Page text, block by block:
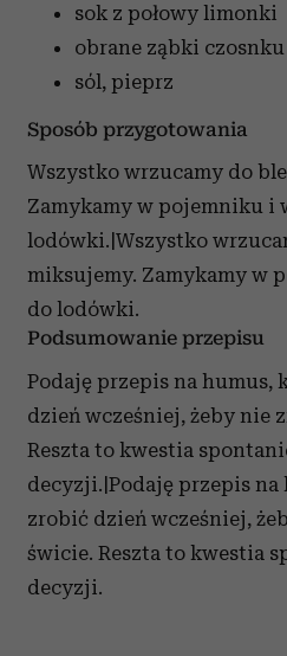
sok z połowy limonki
obrane ząbki czosnku
sól, pieprz
Sposób przygotowania
Wszystko wrzucamy do
Zamykamy w pojemniku i
lodówki.|Wszystko
miksujemy. Zamykamy w
do lodówki.
Podsumowanie przepisu
Podaję przepis na humus,
dzień wcześniej, żeby nie
Reszta to kwestia
decyzji.|Podaję przepis
zrobić dzień wcześniej,
świcie. Reszta to kwestia
decyzji.